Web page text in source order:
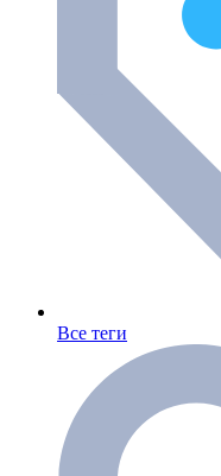
Все теги